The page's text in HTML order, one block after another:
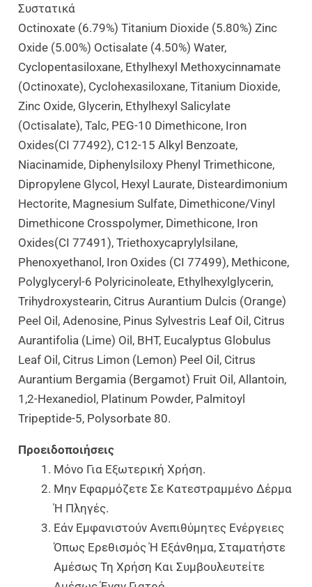
Συστατικά
Octinoxate (6.79%) Titanium Dioxide (5.80%) Zinc
Oxide (5.00%) Octisalate (4.50%) Water,
Cyclopentasiloxane, Ethylhexyl Methoxycinnamate
(Octinoxate), Cyclohexasiloxane, Titanium Dioxide,
Zinc Oxide, Glycerin, Ethylhexyl Salicylate
(Octisalate), Talc, PEG-10 Dimethicone, Iron
Oxides(CI 77492), C12-15 Alkyl Benzoate,
Niacinamide, Diphenylsiloxy Phenyl Trimethicone,
Dipropylene Glycol, Hexyl Laurate, Disteardimonium
Hectorite, Magnesium Sulfate, Dimethicone/Vinyl
Dimethicone Crosspolymer, Dimethicone, Iron
Oxides(CI 77491), Triethoxycaprylylsilane,
Phenoxyethanol, Iron Oxides (CI 77499), Methicone,
Polyglyceryl-6 Polyricinoleate, Ethylhexylglycerin,
Trihydroxystearin, Citrus Aurantium Dulcis (Orange)
Peel Oil, Adenosine, Pinus Sylvestris Leaf Oil, Citrus
Aurantifolia (Lime) Oil, BHT, Eucalyptus Globulus
Leaf Oil, Citrus Limon (Lemon) Peel Oil, Citrus
Aurantium Bergamia (Bergamot) Fruit Oil, Allantoin,
1,2-Hexanediol, Platinum Powder, Palmitoyl
Tripeptide-5, Polysorbate 80.
Προειδοποιήσεις
Μόνο Για Εξωτερική Χρήση.
Μην Εφαρμόζετε Σε Κατεστραμμένο Δέρμα
Ή Πληγές.
Εάν Εμφανιστούν Ανεπιθύμητες Ενέργειες
Όπως Ερεθισμός Ή Εξάνθημα, Σταματήστε
Αμέσως Τη Χρήση Και Συμβουλευτείτε